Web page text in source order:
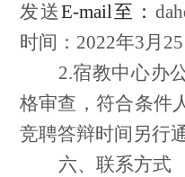
发送E-mail至：
时间：2022年3月
2.宿教中心办
格审查，符合条件
竞聘答辩时间另行通
六、联系方式